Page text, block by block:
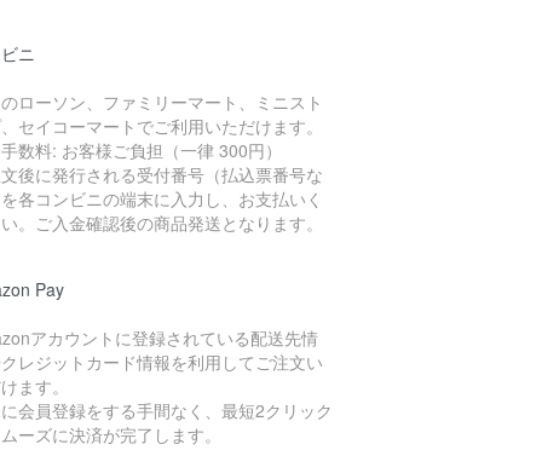
ニ
ローソン、ファミリーマート、ミニスト
セイコーマートでご利用いただけます。
数料: お客様ご負担（一律 300円）
後に発行される受付番号（払込票番号な
各コンビニの端末に入力し、お支払いく
。ご入金確認後の商品発送となります。
Pay
アカウントに登録されている配送先情
レジットカード情報を利用してご注文い
ます。
会員登録をする手間なく、最短2クリック
ーズに決済が完了します。